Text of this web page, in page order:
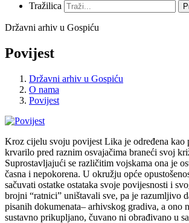
Tražilica
Državni arhiv u Gospiću
Povijest
Državni arhiv u Gospiću
O nama
Povijest
Kroz cijelu svoju povijest Lika je određena kao
krvarilo pred raznim osvajačima braneći svoj
Suprostavljajući se različitim vojskama ona je
časna i nepokorena. U okružju opće
sačuvati ostatke ostataka svoje povijesnosti i
brojni “ratnici” uništavali sve, pa je razumljivo
pisanih dokumenata– arhivskog gradiva, a ono
sustavno prikupljano, čuvano ni obrađivano u